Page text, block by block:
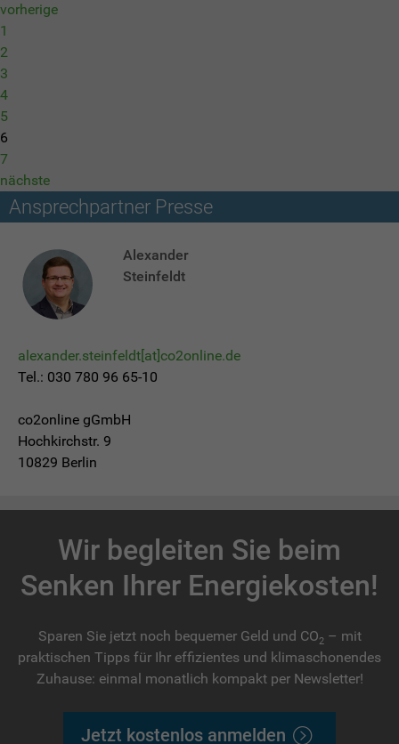
vorherige
1
2
3
4
5
6
7
nächste
Ansprechpartner Presse
Alexander
Steinfeldt
alexander.steinfeldt[at]co2online.de
Tel.: 030 780 96 65-10
co2online gGmbH
Hochkirchstr. 9
10829 Berlin
Wir begleiten Sie beim
Senken Ihrer Energiekosten!
Sparen Sie jetzt noch bequemer Geld und CO2 – mit
praktischen Tipps für Ihr effizientes und klimaschonendes
Zuhause: einmal monatlich kompakt per Newsletter!
Jetzt kostenlos anmelden